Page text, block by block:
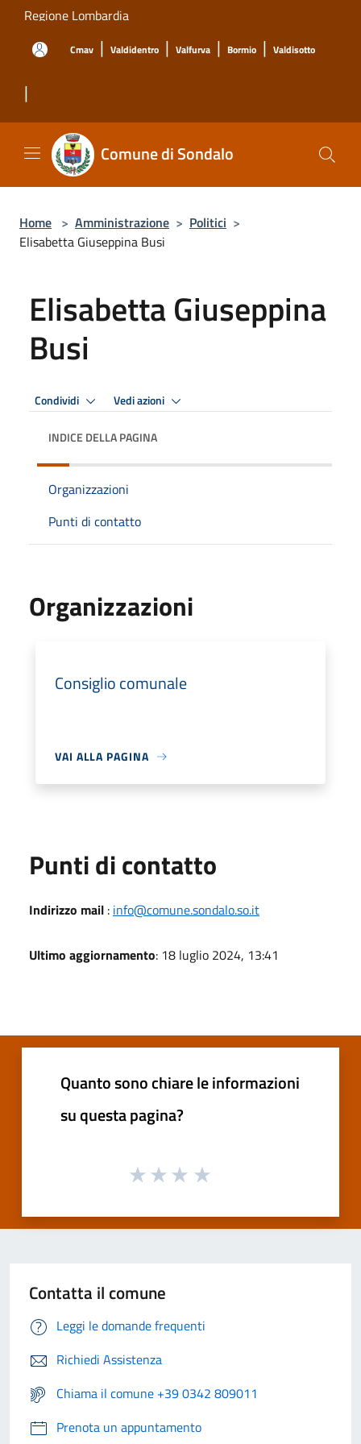
Salta al contenuto principale
Regione Lombardia
Cmav | Valdidentro | Valfurva | Bormio | Valdisotto
|
Comune di Sondalo
Home > Amministrazione > Politici >
Elisabetta Giuseppina Busi
Elisabetta Giuseppina
Busi
Condividi Vedi azioni
INDICE DELLA PAGINA
Organizzazioni
Punti di contatto
Organizzazioni
Consiglio comunale
VAI ALLA PAGINA
Punti di contatto
Indirizzo mail : info@comune.sondalo.so.it
Ultimo aggiornamento: 18 luglio 2024, 13:41
Quanto sono chiare le informazioni
su questa pagina?
Contatta il comune
Leggi le domande frequenti
Richiedi Assistenza
Chiama il comune +39 0342 809011
Prenota un appuntamento